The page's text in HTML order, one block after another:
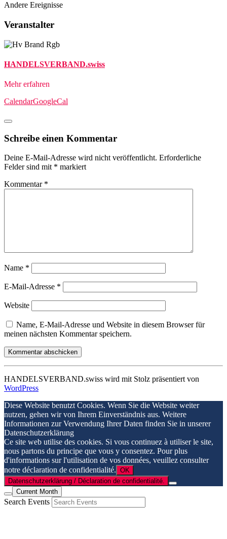
Andere Ereignisse
Veranstalter
HANDELSVERBAND.swiss
Mehr erfahren
CalendarGoogleCal
Schreibe einen Kommentar
Deine E-Mail-Adresse wird nicht veröffentlicht. Erforderliche
Felder sind mit * markiert
Kommentar *
Name *
E-Mail-Adresse *
Website
Name, E-Mail-Adresse und Website in diesem Browser für
meinen nächsten Kommentar speichern.
HANDELSVERBAND.swiss wird mit Stolz präsentiert von
WordPress
Diese Website benutzt Cookies. Wenn Sie die Website weiter
nutzen, gehen wir von Ihrem Einverständnis aus. Weitere
Informationen zur Verwendung Ihrer Daten finden Sie in unserer
Datenschutzerklärung
Ce site web utilise des cookies. Si vous continuez à utiliser le site,
nous partons du principe que vous y consentez. Pour plus
d'informations sur l'utilisation de vos données, veuillez consulter
notre déclaration de confidentialité. OK
Datenschutzerklärung / Déclaration de confidentialité.
Current Month
Search Events